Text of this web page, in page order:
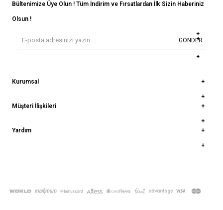
Bültenimize Üye Olun ! Tüm İndirim ve Fırsatlardan İlk Sizin Haberiniz
Olsun !
GÖNDER
Kurumsal
Müşteri İlişkileri
Yardım